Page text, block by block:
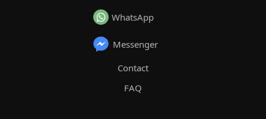
WhatsApp
Messenger
Contact
FAQ